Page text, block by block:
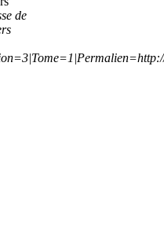
de